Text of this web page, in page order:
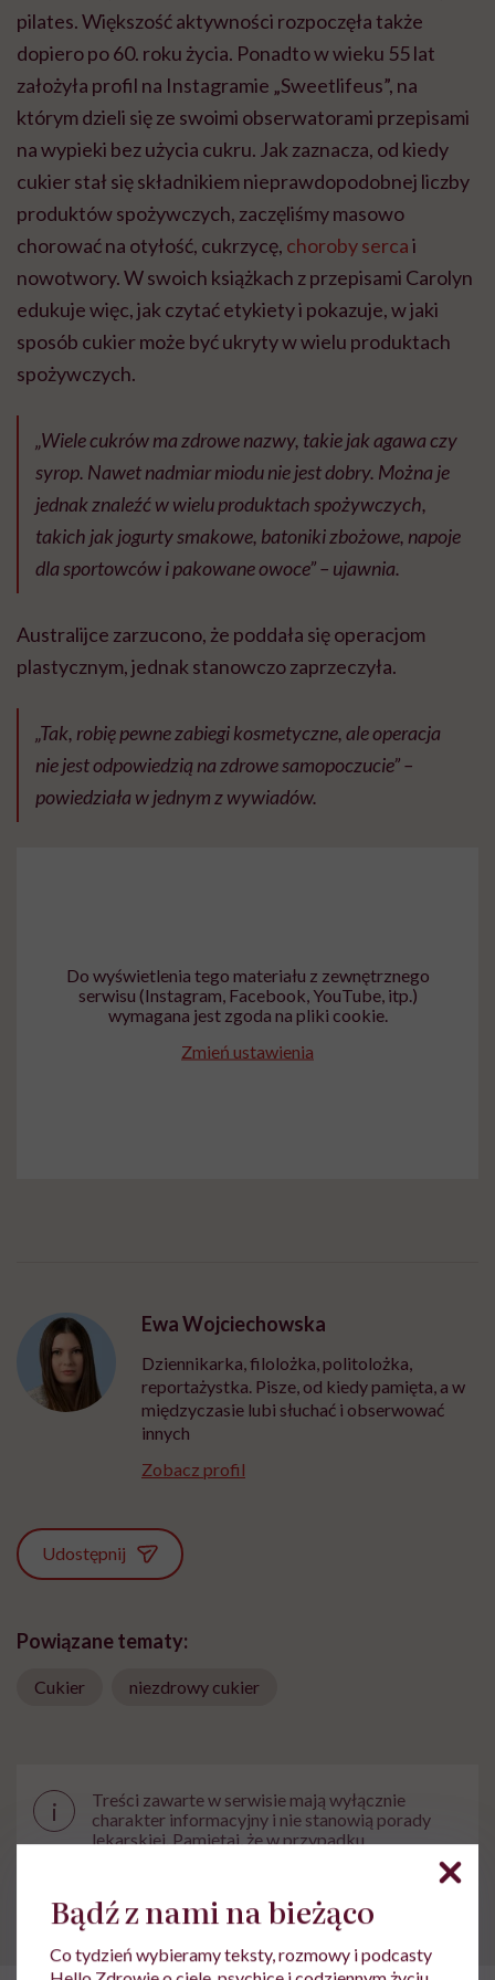
pilates. Większość aktywności rozpoczęła także
dopiero po 60. roku życia. Ponadto w wieku 55 lat
założyła profil na Instagramie „Sweetlifeus”, na
którym dzieli się ze swoimi obserwatorami przepisami
na wypieki bez użycia cukru. Jak zaznacza, od kiedy
cukier stał się składnikiem nieprawdopodobnej liczby
produktów spożywczych, zaczęliśmy masowo
chorować na otyłość, cukrzycę, choroby sercai
nowotwory. W swoich książkach z przepisami Carolyn
edukuje więc, jak czytać etykiety i pokazuje, w jaki
sposób cukier może być ukryty w wielu produktach
spożywczych.
„Wiele cukrów ma zdrowe nazwy, takie jak agawa czy
syrop. Nawet nadmiar miodu nie jest dobry. Można je
jednak znaleźć w wielu produktach spożywczych,
takich jak jogurty smakowe, batoniki zbożowe, napoje
dla sportowców i pakowane owoce” – ujawnia.
Australijce zarzucono, że poddała się operacjom
plastycznym, jednak stanowczo zaprzeczyła.
„Tak, robię pewne zabiegi kosmetyczne, ale operacja
nie jest odpowiedzią na zdrowe samopoczucie” –
powiedziała w jednym z wywiadów.
Do wyświetlenia tego materiału z zewnętrznego
serwisu (Instagram, Facebook, YouTube, itp.)
wymagana jest zgoda na pliki cookie.
Zmień ustawienia
Ewa Wojciechowska
Dziennikarka, filolożka, politolożka,
reportażystka. Pisze, od kiedy pamięta, a w
międzyczasie lubi słuchać i obserwować
innych
Zobacz profil
Udostępnij
Powiązane tematy:
Cukier niezdrowy cukier
i
Treści zawarte w serwisie mają wyłącznie
charakter informacyjny i nie stanowią porady
lekarskiej. Pamiętaj, że w przypadku
problemów ze zdrowiem należy bezwzględnie
Bądź z nami na bieżąco
Co tydzień wybieramy teksty, rozmowy i podcasty